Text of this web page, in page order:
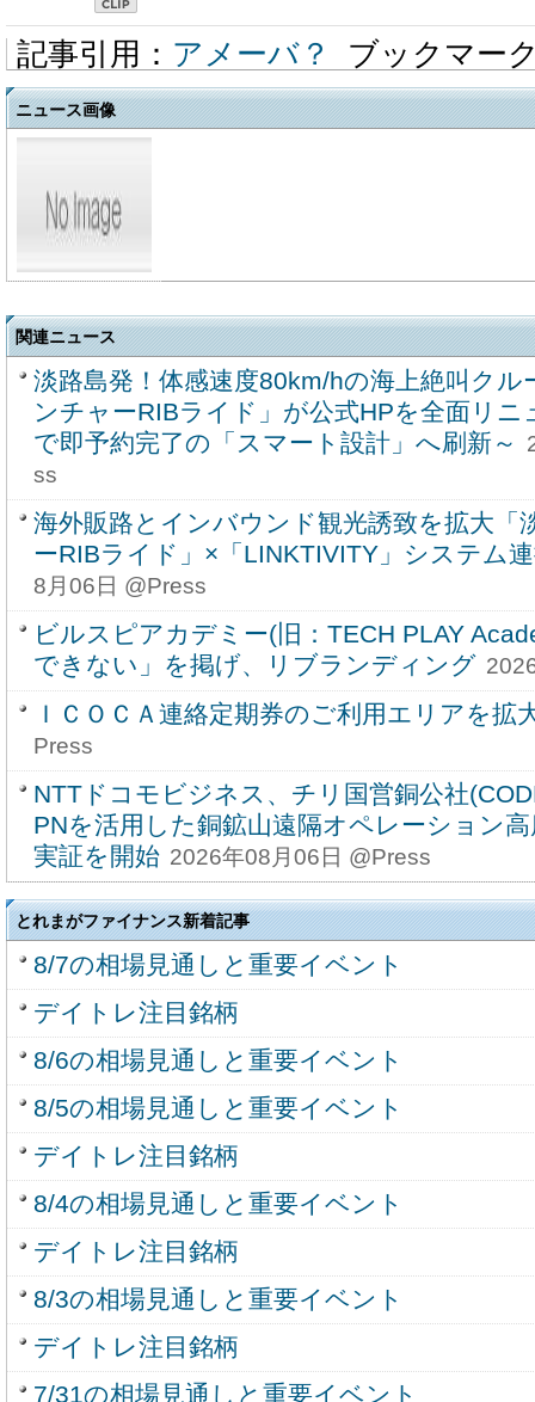
記事引用： アメーバ？ ブックマー
ニュース画像
関連ニュース
淡路島発！体感速度80km/hの海上絶叫クル
ンチャーRIBライド」が公式HPを全面リ
で即予約完了の「スマート設計」へ刷新～
ss
海外販路とインバウンド観光誘致を拡大「
ーRIBライド」×「LINKTIVITY」システム
8月06日 @Press
ビルスピアカデミー(旧：TECH PLAY
できない」を掲げ、リブランディング
ＩＣＯＣＡ連絡定期券のご利用エリアを拡
Press
NTTドコモビジネス、チリ国営銅公社
PNを活用した銅鉱山遠隔オペレーション
実証を開始 2026年08月06日 @Press
とれまがファイナンス新着記事
8/7の相場見通しと重要イベント
デイトレ注目銘柄
8/6の相場見通しと重要イベント
8/5の相場見通しと重要イベント
デイトレ注目銘柄
8/4の相場見通しと重要イベント
デイトレ注目銘柄
8/3の相場見通しと重要イベント
デイトレ注目銘柄
7/31の相場見通しと重要イベント